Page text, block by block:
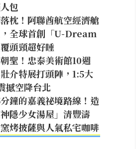
包
枕！阿聯酋航空經濟艙
全球首創「U-Dream
頭頸超好睡
聖！忠泰美術館10週
介特展打頭陣，1:5大
撼空降台北
鐘的嘉義祕境路線！造
隱少女湯屋」清豐濤
烤披薩與人氣私宅咖啡